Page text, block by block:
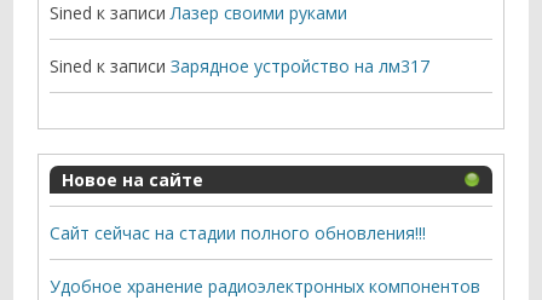
Sined к записиЛазер своими руками
Sined к записиЗарядное устройство на лм317
Новое на сайте
Сайт сейчас на стадии полного обновления!!!
Удобное хранение радиоэлектронных компонентов